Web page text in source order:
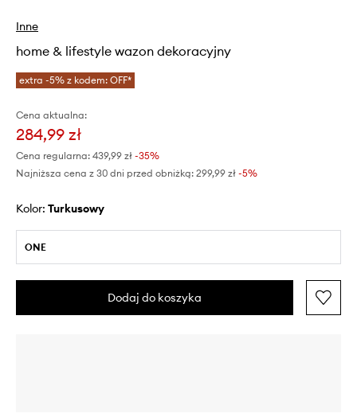
Inne
home & lifestyle wazon dekoracyjny
extra -5% z kodem: OFF*
Cena aktualna:
284,99 zł
Cena regularna: 439,99 zł -35%
Najniższa cena z 30 dni przed obniżką: 299,99 zł -5%
Kolor: turkusowy
ONE
Dodaj do koszyka